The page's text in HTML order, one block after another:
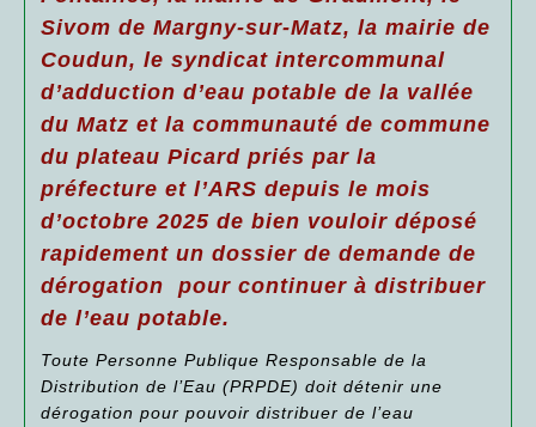
Jugement
Du
Tribunal
Administratif
D’Amiens
Du
10
2026.
De
La
Cour
D’appel
Qui
Fera
Date !
ROSO
Obtient
La
Condamnation
Pour
Carence
Et
Non
Respect
Code
De
La
Sivom de Margny-sur-Matz, la mairie de
Coudun, le syndicat intercommunal
d’adduction d’eau potable de la vallée
du Matz et la communauté de commune
du plateau Picard priés par la
préfecture et l’ARS depuis le mois
d’octobre 2025 de bien vouloir déposé
rapidement un dossier de demande de
dérogation pour continuer à distribuer
de l’eau potable.
Toute Personne Publique Responsable de la
Distribution de l’Eau (PRPDE) doit détenir une
dérogation pour pouvoir distribuer de l’eau